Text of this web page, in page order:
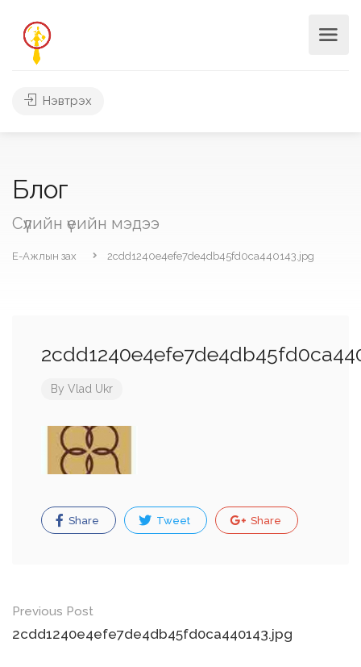
Нэвтрэх
Блог
Сүүлийн үеийн мэдээ
Е-Ажлын зах 2cdd1240e4efe7de4db45fd0ca440143.jpg
By Vlad Ukr
Share Tweet Share
Post
navigation
Previous Post
2cdd1240e4efe7de4db45fd0ca440143.jpg